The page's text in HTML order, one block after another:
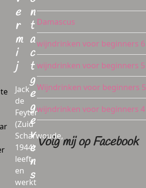
Damascus
wijndrinken voor beginners 6
wijndrinken voor beginners 5
Wijndrinken voor beginners 5
wijndrinken voor beginners 4
Volg mij op Facebook
e
r
m
i
j
Jack
de
Feyter
(Zuid
Scharwoude,
1944)
leeft
en
werkt
n
t
a
c
t
g
e
g
e
v
e
n
s